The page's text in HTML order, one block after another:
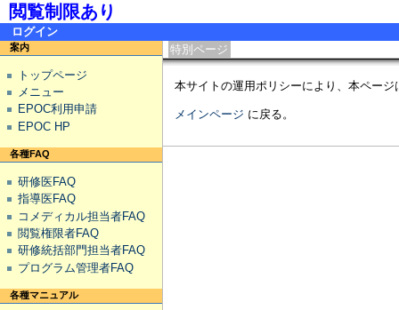
閲覧制限あり
特別ページ
本サイトの運用ポリシーにより、本ページ
メインページ に戻る。
案内
トップページ
メニュー
EPOC利用申請
EPOC HP
各種FAQ
研修医FAQ
指導医FAQ
コメディカル担当者FAQ
閲覧権限者FAQ
研修統括部門担当者FAQ
プログラム管理者FAQ
各種マニュアル
ログイン